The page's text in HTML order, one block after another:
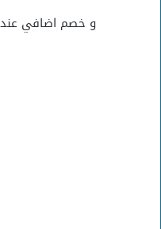
و خصم اضافي عند